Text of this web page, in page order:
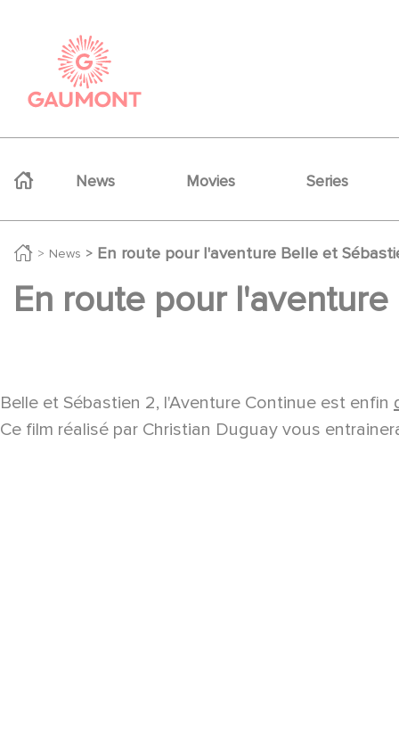
News Movies Series
News En route pour l'aventure Belle et
En route pour
Belle et Sébastien 2, l'Aventure Continue est enfin
Ce film réalisé par Christian Duguay vous